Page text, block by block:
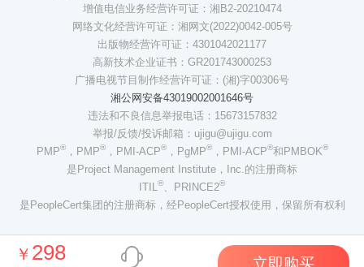
￥ 298
增值电信业务经营许可证：湘B2-20210474
网络文化经营许可证：湘网文(2022)0042-005号
出版物经营许可证：4301042021177
高新技术企业证书：GR201743000253
广播电视节目制作经营许可证：(湘)字00306号
湘公网安备43019002001646号
违法和不良信息举报电话：15673157832
举报/反馈/投诉邮箱：ujigu@ujigu.com
PMP®，PMP®，PMI-ACP®，PgMP®，PMI-ACP®和PMBOK®
是Project Management Institute，Inc.的注册商标
ITIL®、PRINCE2®
是PeopleCert集团的注册商标，经PeopleCert授权使用，保留所有权利